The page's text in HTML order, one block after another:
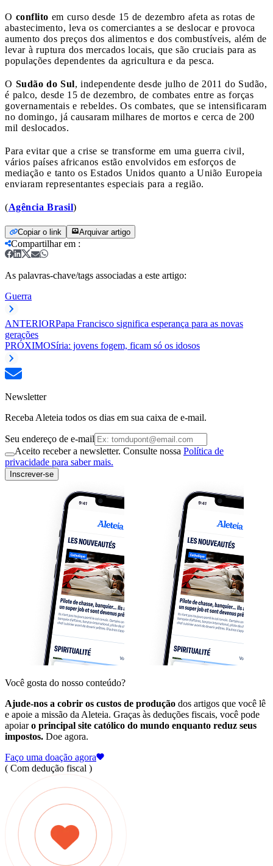
O conflito em curso desde 15 de dezembro afeta as rotas de
abastecimento, leva os comerciantes a se deslocar e provoca
aumento dos preços dos alimentos e dos combustíveis, além de
levar à ruptura dos mercados locais, que são cruciais para as
populações dependentes da agricultura e da pesca.
O Sudão do Sul, independente desde julho de 2011 do Sudão,
é palco, desde 15 de dezembro, de combates entre as forças
governamentais e rebeldes. Os combates, que se intensificaram
no domingo, já causaram milhares de mortos e cerca de 200
mil deslocados.
Para evitar que a crise se transforme em uma guerra civil,
vários países africanos estão envolvidos em esforços de
mediação e tanto os Estados Unidos quanto a União Europeia
enviaram representantes especiais para a região.
(Agência Brasil)
Copiar o link Arquivar artigo
Compartilhar em :
As palavras-chave/tags associadas a este artigo:
Guerra
ANTERIORPapa Francisco significa esperança para as novas
gerações
PRÓXIMOSíria: jovens fogem, ficam só os idosos
Newsletter
Receba Aleteia todos os dias em sua caixa de e-mail.
Seu endereço de e-mail
Aceito receber a newsletter. Consulte nossa Política de
privacidade para saber mais.
Inscrever-se
Você gosta do nosso conteúdo?
Ajude-nos a cobrir os custos de produção dos artigos que você lê
e apoie a missão da Aleteia. Graças às deduções fiscais, você pode
apoiaro principal site católico do mundo enquanto reduz seus
impostos. Doe agora.
Faço uma doação agora
( Com dedução fiscal )